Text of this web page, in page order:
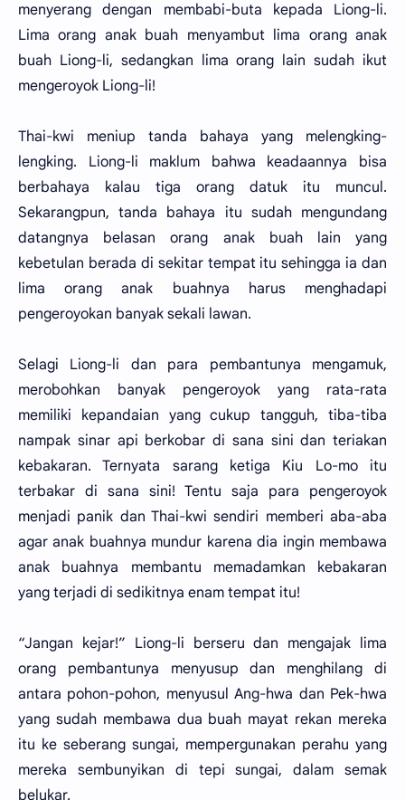
menyerang dengan membabi-buta kepada Liong-li.
Lima orang anak buah menyambut lima orang anak
buah Liong-li, sedangkan lima orang lain sudah ikut
mengeroyok Liong-li!
Thai-kwi meniup tanda bahaya yang melengking-
lengking. Liong-li maklum bahwa keadaannya bisa
berbahaya kalau tiga orang datuk itu muncul.
Sekarangpun, tanda bahaya itu sudah mengundang
datangnya belasan orang anak buah lain yang
kebetulan berada di sekitar tempat itu sehingga ia dan
lima orang anak buahnya harus menghadapi
pengeroyokan banyak sekali lawan.
Selagi Liong-li dan para pembantunya mengamuk,
merobohkan banyak pengeroyok yang rata-rata
memiliki kepandaian yang cukup tangguh, tiba-tiba
nampak sinar api berkobar di sana sini dan teriakan
kebakaran. Ternyata sarang ketiga Kiu Lo-mo itu
terbakar di sana sini! Tentu saja para pengeroyok
menjadi panik dan Thai-kwi sendiri memberi aba-aba
agar anak buahnya mundur karena dia ingin membawa
anak buahnya membantu memadamkan kebakaran
yang terjadi di sedikitnya enam tempat itu!
“Jangan kejar!” Liong-li berseru dan mengajak lima
orang pembantunya menyusup dan menghilang di
antara pohon-pohon, menyusul Ang-hwa dan Pek-hwa
yang sudah membawa dua buah mayat rekan mereka
itu ke seberang sungai, mempergunakan perahu yang
mereka sembunyikan di tepi sungai, dalam semak
belukar.